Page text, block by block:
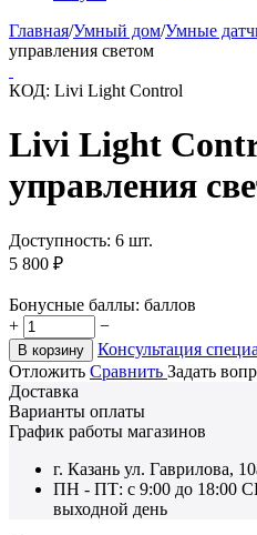
Главная/Умный дом/Умные
управления светом
КОД: Livi Light Control
Livi Light
управления
Доступность: 6 шт.
5 800 ₽
Бонусные баллы: баллов
+
−
В корзину
Консультация
Отложить Сравнить Задать
Доставка
Варианты оплаты
График работы магазинов
г. Казань ул. Гаврилова,
ПН - ПТ: с 9:00 до 18:00
выходной день